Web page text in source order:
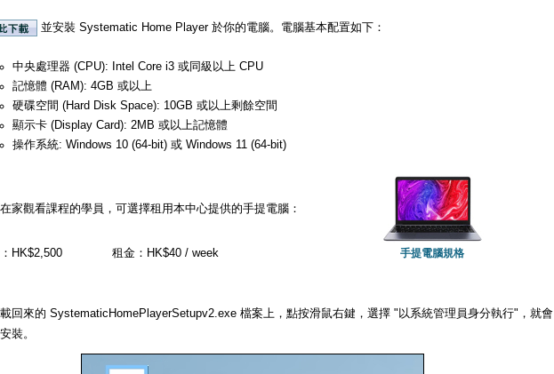
並安裝 Systematic Home Player 於你的電腦。電腦基本配置如下：
中央處理器 (CPU): Intel Core i3 或同級以上 CPU
記憶體 (RAM): 4GB 或以上
硬碟空間 (Hard Disk Space): 10GB 或以上剩餘空間
顯示卡 (Display Card): 2MB 或以上記憶體
操作系統: Windows 10 (64-bit) 或 Windows 11 (64-bit)
家觀看課程的學員，可選擇租用本中心提供的手提電腦：
HK$2,500 租金：HK$40 / week 手提電腦規格
回來的 SystematicHomePlayerSetupv2.exe 檔案上，點按滑鼠右鍵，選擇 "以系統管理員身分執行"，就會
裝。